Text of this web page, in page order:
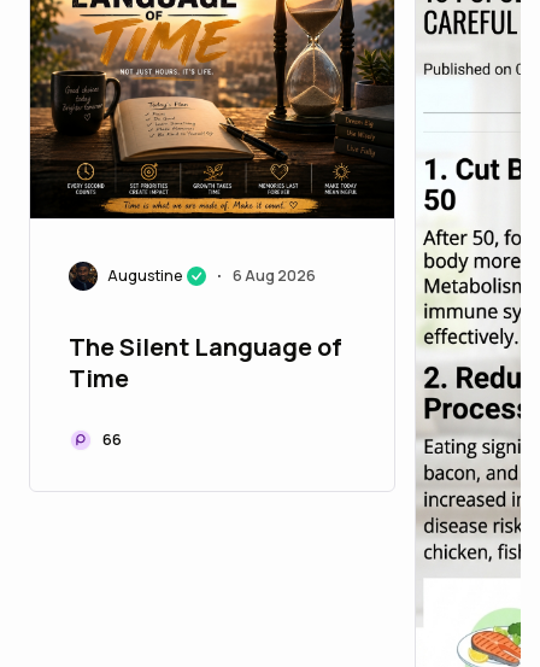
Augustine • 6 Aug 2026
The Silent Language of
Time
66